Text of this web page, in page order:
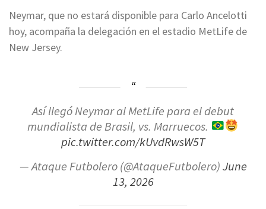
Neymar, que no estará disponible para Carlo Ancelotti
hoy, acompaña la delegación en el estadio MetLife de
New Jersey.
Así llegó Neymar al MetLife para el debut
mundialista de Brasil, vs. Marruecos.
pic.twitter.com/kUvdRwsW5T
— Ataque Futbolero (@AtaqueFutbolero)June
13, 2026